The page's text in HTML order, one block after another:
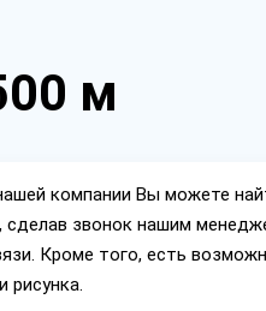
м
компании Вы можете
сделав звонок нашим
Кроме того, есть
рисунка.